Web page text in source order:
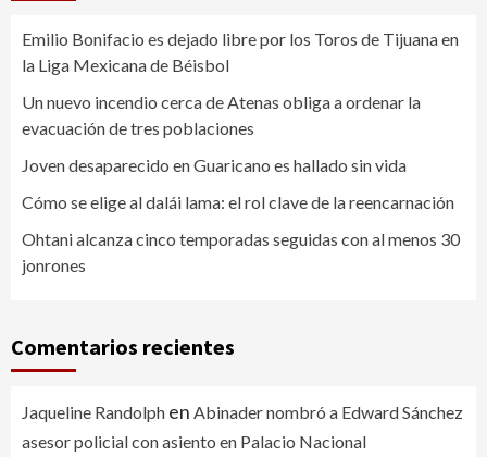
Emilio Bonifacio es dejado libre por los Toros de Tijuana en
la Liga Mexicana de Béisbol
Un nuevo incendio cerca de Atenas obliga a ordenar la
evacuación de tres poblaciones
Joven desaparecido en Guaricano es hallado sin vida
Cómo se elige al dalái lama: el rol clave de la reencarnación
Ohtani alcanza cinco temporadas seguidas con al menos 30
jonrones
Comentarios recientes
Jaqueline Randolph en Abinader nombró a Edward Sánchez
asesor policial con asiento en Palacio Nacional